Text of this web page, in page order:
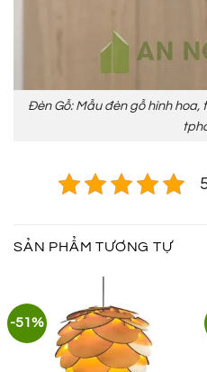
Đèn Gỗ: Mẫu đèn gỗ hình
SẢN PHẨM TƯƠNG TỰ
-51%